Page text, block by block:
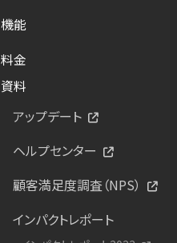
機能
料金
資料
アップデート
ヘルプセンター
顧客満足度調査（NPS）
インパクトレポート